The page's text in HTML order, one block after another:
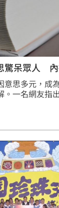
驚呆眾人
意思多元，成
。一名網友指
，一直以來
」。